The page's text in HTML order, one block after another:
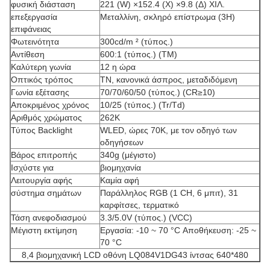
φυσική διάσταση
221 (W) ×152.4 (Χ) ×9.8 (Δ) ΧΙΛ.
επεξεργασία
επιφάνειας
Μεταλλίνη, σκληρό επίστρωμα (3H)
Φωτεινότητα
300cd/m ² (τύπος.)
Αντίθεση
600:1 (τύπος.) (TM)
Καλύτερη γωνία
12 η ώρα
Οπτικός τρόπος
TN, κανονικά άσπρος, μεταδιδόμενη
Γωνία εξέτασης
70/70/60/50 (τύπος.) (CR≥10)
Αποκριμένος χρόνος
10/25 (τύπος.) (Tr/Td)
Αριθμός χρώματος
262K
Τύπος Backlight
WLED, ώρες 70K, με τον οδηγό των
οδηγήσεων
Βάρος επιτροπής
340g (μέγιστο)
Ισχύστε για
βιομηχανία
Λειτουργία αφής
Καμία αφή
σύστημα σημάτων
Παράλληλος RGB (1 CH, 6 μπιτ), 31
καρφίτσες, τερματικό
Τάση ανεφοδιασμού
3.3/5.0V (τύπος.) (VCC)
Μέγιστη εκτίμηση
Εργασία: -10 ~ 70 °C Αποθήκευση: -25 ~
70 °C
8,4 βιομηχανική LCD οθόνη LQ084V1DG43 ίντσας 640*480